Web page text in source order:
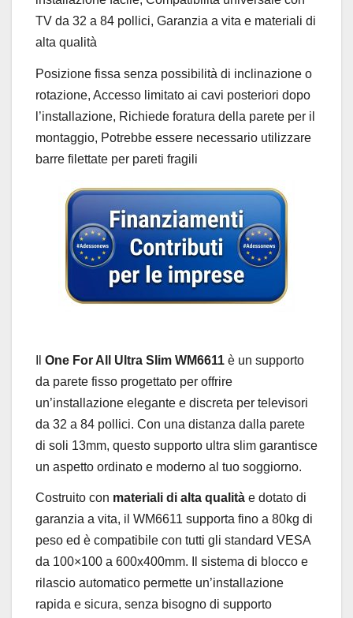
TV da 32 a 84 pollici, Garanzia a vita e materiali di
alta qualità
Posizione fissa senza possibilità di inclinazione o
rotazione, Accesso limitato ai cavi posteriori dopo
l’installazione, Richiede foratura della parete per il
montaggio, Potrebbe essere necessario utilizzare
barre filettate per pareti fragili
One For All Ultra Slim WM6611 è un supporto
da parete fisso progettato per offrire
un’installazione elegante e discreta per televisori
da 32 a 84 pollici. Con una distanza dalla parete
di soli 13mm, questo supporto ultra slim garantisce
un aspetto ordinato e moderno al tuo soggiorno.
Costruito con materiali di alta qualità e dotato di
garanzia a vita, il WM6611 supporta fino a 80kg di
peso ed è compatibile con tutti gli standard VESA
da 100×100 a 600x400mm. Il sistema di blocco e
rilascio automatico permette un’installazione
rapida e sicura, senza bisogno di supporto